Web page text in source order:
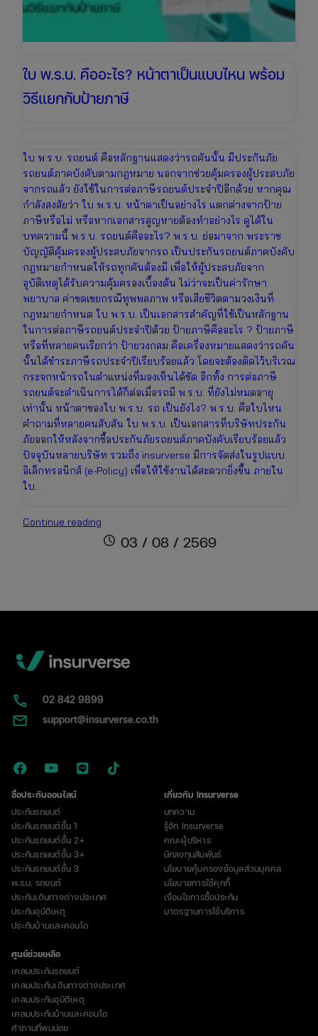
ใบ พ.ร.บ. คืออะไร? หน้าตาเป็นแบบไหน พร้อม
วิธีแยกกับป้ายภาษี
ใบ พ.ร.บ. รถยนต์ คือหลักฐานแสดงว่ารถคันนั้น มีประกันภัย
รถยนต์ภาคบังคับตามกฎหมาย นอกจากช่วยคุ้มครองผู้ประสบภัย
จากรถแล้ว ยังใช้ในการต่อภาษีรถยนต์ประจำปีอีกด้วย หากคุณ
กำลังสงสัยว่า ใบ พ.ร.บ. หน้าตาเป็นอย่างไร แตกต่างจากป้าย
ภาษีหรือไม่ หรือหากเอกสารสูญหายต้องทำอย่างไร ดูได้ใน
บทความนี้ พ.ร.บ. รถยนต์คืออะไร? พ.ร.บ. ย่อมาจาก พระราช
บัญญัติคุ้มครองผู้ประสบภัยจากรถ เป็นประกันรถยนต์ภาคบังคับ
กฎหมายกำหนดให้รถทุกคันต้องมี เพื่อให้ผู้ประสบภัยจาก
อุบัติเหตุได้รับความคุ้มครองเบื้องต้น ไม่ว่าจะเป็นค่ารักษา
พยาบาล ค่าชดเชยกรณีทุพพลภาพ หรือเสียชีวิตตามวงเงินที่
กฎหมายกำหนด ใบ พ.ร.บ. เป็นเอกสารสำคัญที่ใช้เป็นหลักฐาน
ในการต่อภาษีรถยนต์ประจำปีด้วย ป้ายภาษีคืออะไร ? ป้ายภาษี
หรือที่หลายคนเรียกว่า ป้ายวงกลม คือเครื่องหมายแสดงว่ารถคัน
นั้นได้ชำระภาษีรถประจำปีเรียบร้อยแล้ว โดยจะต้องติดไว้บริเวณ
กระจกหน้ารถในตำแหน่งที่มองเห็นได้ชัด อีกทั้ง การต่อภาษี
รถยนต์จะดำเนินการได้ก็ต่อเมื่อรถมี พ.ร.บ. ที่ยังไม่หมดอายุ
เท่านั้น หน้าตาของใบ พ.ร.บ. รถ เป็นยังไง? พ.ร.บ. คือใบไหน
คำถามที่หลายคนสับสัน ใบ พ.ร.บ. เป็นเอกสารที่บริษัทประกัน
ภัยออกให้หลังจากซื้อประกันภัยรถยนต์ภาคบังคับเรียบร้อยแล้ว
ปัจจุบันหลายบริษัท รวมถึง insurverse มีการจัดส่งในรูปแบบ
อิเล็กทรอนิกส์ (e-Policy) เพื่อให้ใช้งานได้สะดวกยิ่งขึ้น ภายใน
ใบ…
Continue reading
พ.ร.บ.
แบบ
วิธี
กับ
ภาษี
schedule 03 / 08 / 2569
02​ 842 9899
support@insurverse.co.th
ซื้อประกันออนไลน์
ประกันรถยนต์
ประกันรถยนต์ชั้น 1
ประกันรถยนต์ชั้น 2+
ประกันรถยนต์ชั้น 3+
ประกันรถยนต์ชั้น 3
พ.ร.บ. รถยนต์
ประกันเดินทางต่างประเทศ
ประกันอุบัติเหตุ
ประกันบ้านและคอนโด
เกี่ยวกับ Insurverse
บทความ
รู้จัก Insurverse
คณะผู้บริหาร
นักลงทุนสัมพันธ์
นโยบายคุ้มครองข้อมูลส่วนบุคคล
นโยบายการใช้คุกกี้
เงื่อนไขการซื้อประกัน
มาตรฐานการใช้บริการ
ศูนย์ช่วยเหลือ
เคลมประกันรถยนต์
เคลมประกันเดินทางต่างประเทศ
เคลมประกันอุบัติเหตุ
เคลมประกันบ้านและคอนโด
คำถามที่พบบ่อย